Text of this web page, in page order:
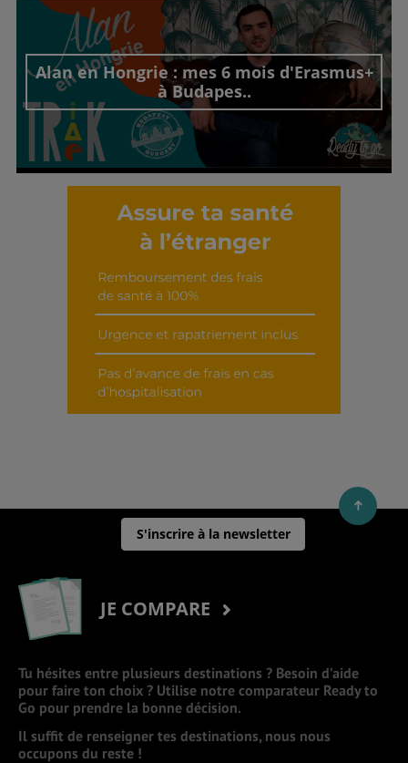
Découvrir cet interview
Alan en Hongrie : mes 6 mois d'Erasmus+
à Budapes..
Découvrir cet interview
S'inscrire à la newsletter
JE COMPARE
Tu hésites entre plusieurs destinations ? Besoin d’aide
pour faire ton choix ? Utilise notre comparateur Ready to
Go pour prendre la bonne décision.
Il suffit de renseigner tes destinations, nous nous
occupons du reste !